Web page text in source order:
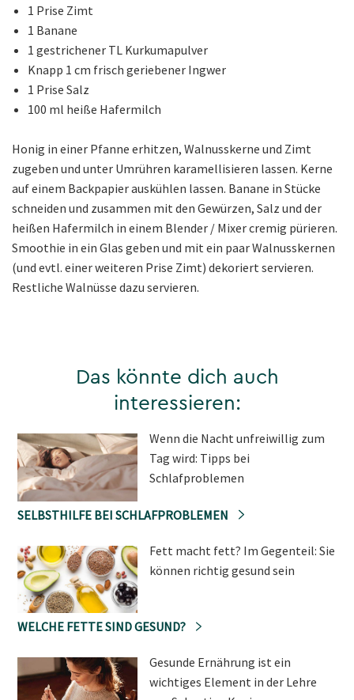
1 Prise Zimt
1 Banane
1 gestrichener TL Kurkumapulver
Knapp 1 cm frisch geriebener Ingwer
1 Prise Salz
100 ml heiße Hafermilch
Honig in einer Pfanne erhitzen, Walnusskerne und Zimt
zugeben und unter Umrühren karamellisieren lassen. Kerne
auf einem Backpapier auskühlen lassen. Banane in Stücke
schneiden und zusammen mit den Gewürzen, Salz und der
heißen Hafermilch in einem Blender / Mixer cremig pürieren.
Smoothie in ein Glas geben und mit ein paar Walnusskernen
(und evtl. einer weiteren Prise Zimt) dekoriert servieren.
Restliche Walnüsse dazu servieren.
Das könnte dich auch
interessieren:
Wenn die Nacht unfreiwillig zum
Tag wird: Tipps bei
Schlafproblemen
SELBSTHILFE BEI SCHLAFPROBLEMEN
Fett macht fett? Im Gegenteil: Sie
können richtig gesund sein
WELCHE FETTE SIND GESUND?
Gesunde Ernährung ist ein
wichtiges Element in der Lehre